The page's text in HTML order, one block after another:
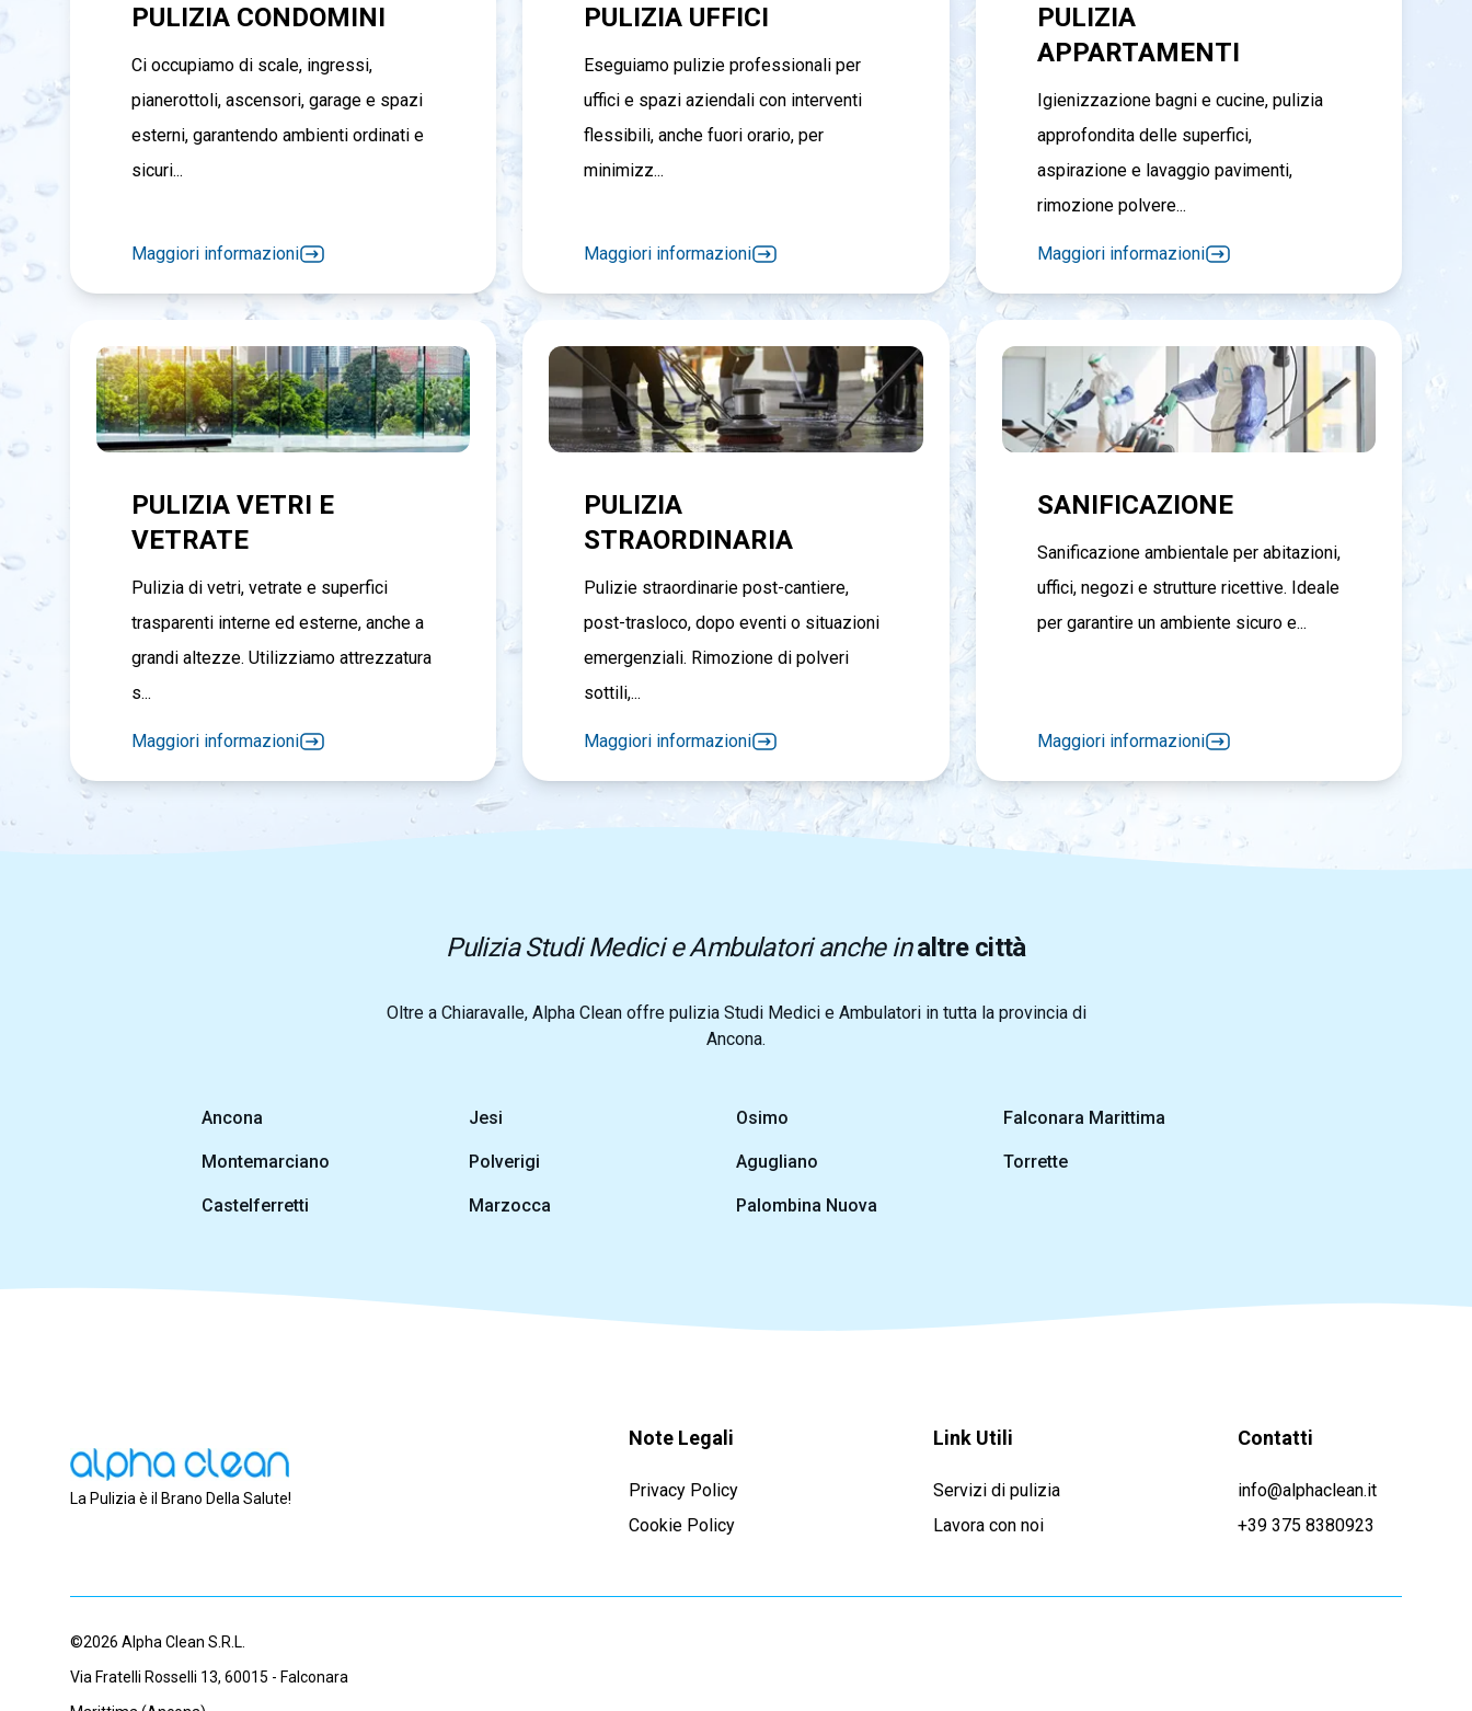
PULIZIA CONDOMINI
Ci occupiamo di scale, ingressi,
pianerottoli, ascensori, garage e spazi
esterni, garantendo ambienti ordinati e
sicuri...
Maggiori informazioni
PULIZIA UFFICI
Eseguiamo pulizie professionali per
uffici e spazi aziendali con interventi
flessibili, anche fuori orario, per
minimizz...
Maggiori informazioni
PULIZIA
APPARTAMENTI
Igienizzazione bagni e cucine, pulizia
approfondita delle superfici,
aspirazione e lavaggio pavimenti,
rimozione polvere...
Maggiori informazioni
PULIZIA VETRI E
VETRATE
Pulizia di vetri, vetrate e superfici
trasparenti interne ed esterne, anche a
grandi altezze. Utilizziamo attrezzatura
s...
Maggiori informazioni
PULIZIA
STRAORDINARIA
Pulizie straordinarie post-cantiere,
post-trasloco, dopo eventi o situazioni
emergenziali. Rimozione di polveri
sottili,...
Maggiori informazioni
SANIFICAZIONE
Sanificazione ambientale per abitazioni,
uffici, negozi e strutture ricettive. Ideale
per garantire un ambiente sicuro e...
Maggiori informazioni
Pulizia Studi Medici e Ambulatori anche inaltre città
Oltre a Chiaravalle, Alpha Clean offre pulizia Studi Medici e Ambulatori in tutta la provincia di
Ancona.
Ancona Jesi Osimo Falconara Marittima
Montemarciano Polverigi Agugliano Torrette
Castelferretti Marzocca Palombina Nuova
La Pulizia è il Brano Della Salute!
Note Legali
Privacy Policy
Cookie Policy
Link Utili
Servizi di pulizia
Lavora con noi
Contatti
info@alphaclean.it
+39 375 8380923
©2026 Alpha Clean S.R.L.
Via Fratelli Rosselli 13, 60015 - Falconara